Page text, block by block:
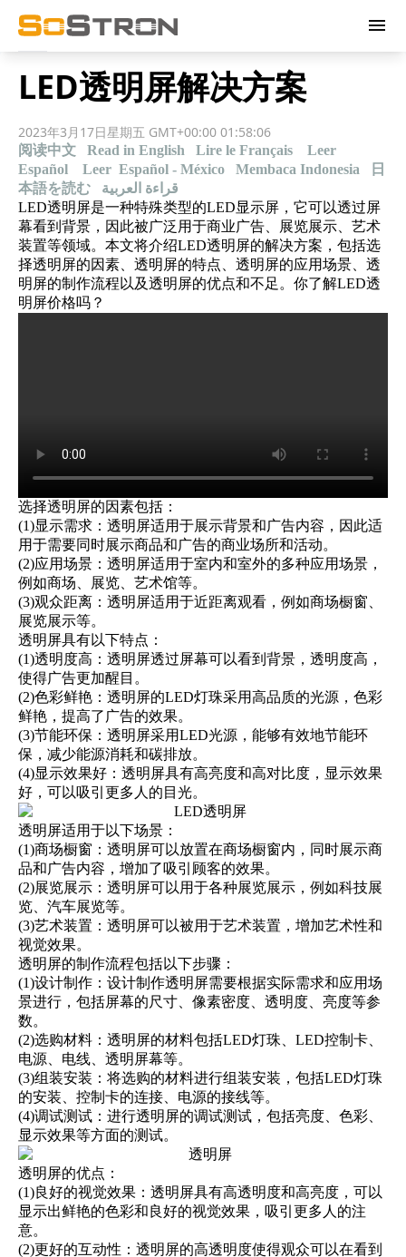
menu
LED透明屏解决方案
2023年3月17日星期五 GMT+00:00 01:58:06
阅读中文 Read in English Lire le Français
Leer
Español
Leer Español - México Membaca Indonesia
日
本語を読む
قراءة العربية
LED透明屏是一种特殊类型的LED显示屏，它可以透过屏
幕看到背景，因此被广泛用于商业广告、展览展示、艺术
装置等领域。本文将介绍LED透明屏的解决方案，包括选
择透明屏的因素、透明屏的特点、透明屏的应用场景、透
明屏的制作流程以及透明屏的优点和不足。 你了解LED透
明屏价格吗？
选择透明屏的因素包括：
(1)显示需求：透明屏适用于展示背景和广告内容，因此适
用于需要同时展示商品和广告的商业场所和活动。
(2)应用场景：透明屏适用于室内和室外的多种应用场景，
例如商场、展览、艺术馆等。
(3)观众距离：透明屏适用于近距离观看，例如商场橱窗、
展览展示等。
透明屏具有以下特点：
(1)透明度高：透明屏透过屏幕可以看到背景，透明度高，
使得广告更加醒目。
(2)色彩鲜艳：透明屏的LED灯珠采用高品质的光源，色彩
鲜艳，提高了广告的效果。
(3)节能环保：透明屏采用LED光源，能够有效地节能环
保，减少能源消耗和碳排放。
(4)显示效果好：透明屏具有高亮度和高对比度，显示效果
好，可以吸引更多人的目光。
透明屏适用于以下场景：
(1)商场橱窗：透明屏可以放置在商场橱窗内，同时展示商
品和广告内容，增加了吸引顾客的效果。
(2)展览展示：透明屏可以用于各种展览展示，例如科技展
览、汽车展览等。
(3)艺术装置：透明屏可以被用于艺术装置，增加艺术性和
视觉效果。
透明屏的制作流程包括以下步骤：
(1)设计制作：设计制作透明屏需要根据实际需求和应用场
景进行，包括屏幕的尺寸、像素密度、透明度、亮度等参
数。
(2)选购材料：透明屏的材料包括LED灯珠、LED控制卡、
电源、电线、透明屏幕等。
(3)组装安装：将选购的材料进行组装安装，包括LED灯珠
的安装、控制卡的连接、电源的接线等。
(4)调试测试：进行透明屏的调试测试，包括亮度、色彩、
显示效果等方面的测试。
透明屏的优点：
(1)良好的视觉效果：透明屏具有高透明度和高亮度，可以
显示出鲜艳的色彩和良好的视觉效果，吸引更多人的注
意。
(2)更好的互动性：透明屏的高透明度使得观众可以在看到